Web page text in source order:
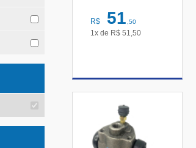
R$ 51,50
1x de R$ 51,50